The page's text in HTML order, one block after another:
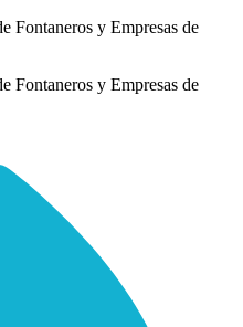
y Empresas de
y Empresas de